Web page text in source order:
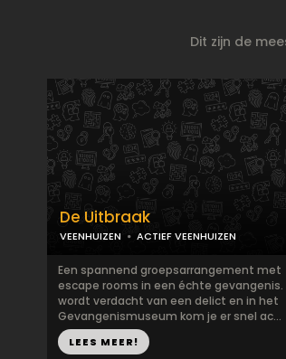
Dit zijn de
De Uitbraak
VEENHUIZEN ACTIEF VEENHUIZEN
Een spannend groepsarrangement met
escape rooms in een échte gevangenis.
wordt verdacht van een delict en in het
Gevangenismuseum kom je er snel ac...
LEES MEER!